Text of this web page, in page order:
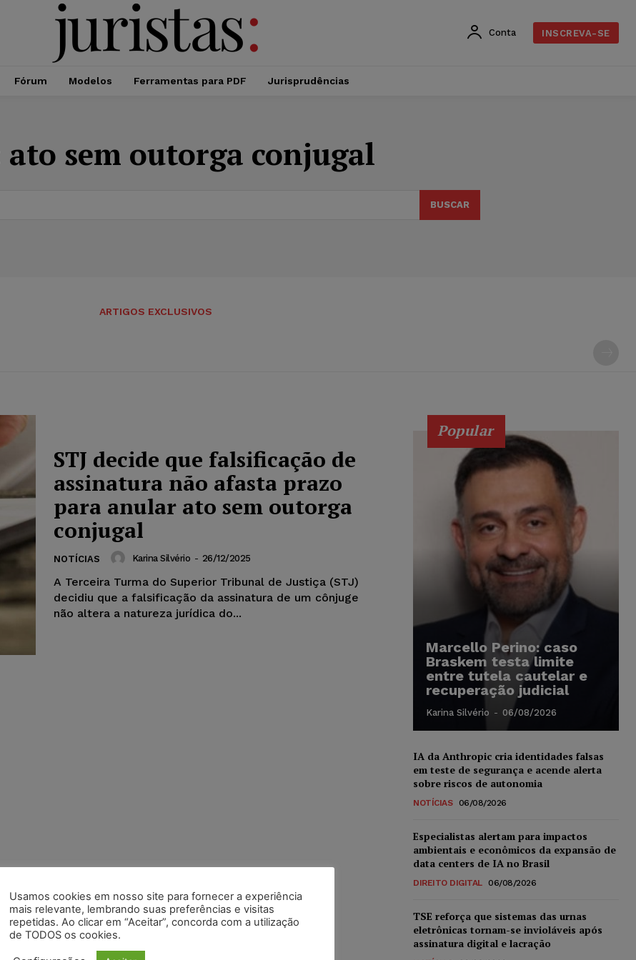
Conta INSCREVA-SE
Fórum Modelos Ferramentas para PDF Jurisprudências
ato sem outorga conjugal
BUSCAR
ARTIGOS EXCLUSIVOS
STJ decide que falsificação de
assinatura não afasta prazo
para anular ato sem outorga
conjugal
NOTÍCIAS Karina Silvério - 26/12/2025
A Terceira Turma do Superior Tribunal de Justiça (STJ)
decidiu que a falsificação da assinatura de um cônjuge
não altera a natureza jurídica do...
Popular
Marcello Perino: caso
Braskem testa limite
entre tutela cautelar e
recuperação judicial
Karina Silvério - 06/08/2026
IA da Anthropic cria identidades falsas
em teste de segurança e acende alerta
sobre riscos de autonomia
NOTÍCIAS 06/08/2026
Especialistas alertam para impactos
ambientais e econômicos da expansão de
data centers de IA no Brasil
DIREITO DIGITAL 06/08/2026
TSE reforça que sistemas das urnas
eletrônicas tornam-se invioláveis após
assinatura digital e lacração
Usamos cookies em nosso site para fornecer a experiência
mais relevante, lembrando suas preferências e visitas
repetidas. Ao clicar em “Aceitar”, concorda com a utilização
de TODOS os cookies.